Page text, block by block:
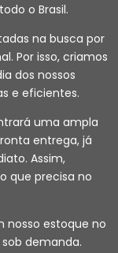
o Brasil.
na busca por
Por isso, criamos
dos nossos
e eficientes.
uma ampla
entrega, já
Assim,
que precisa no
nosso estoque no
demanda.